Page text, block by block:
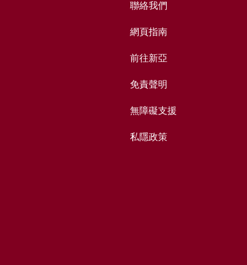
聯絡我們
網頁指南
前往新亞
免責聲明
無障礙支援
私隱政策